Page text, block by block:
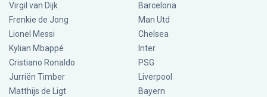
Virgil van Dijk
Frenkie de Jong
Lionel Messi
Kylian Mbappé
Cristiano Ronaldo
Jurriën Timber
Matthijs de Ligt
Barcelona
Man Utd
Chelsea
Inter
PSG
Liverpool
Bayern